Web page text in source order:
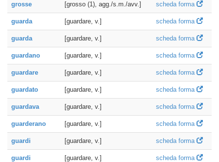
grosse [grosso (1), agg./s.m./avv.] scheda forma
guarda [guardare, v.] scheda forma
guarda [guardare, v.] scheda forma
guardano [guardare, v.] scheda forma
guardare [guardare, v.] scheda forma
guardato [guardare, v.] scheda forma
guardava [guardare, v.] scheda forma
guarderano [guardare, v.] scheda forma
guardi [guardare, v.] scheda forma
guardi [guardare, v.] scheda forma